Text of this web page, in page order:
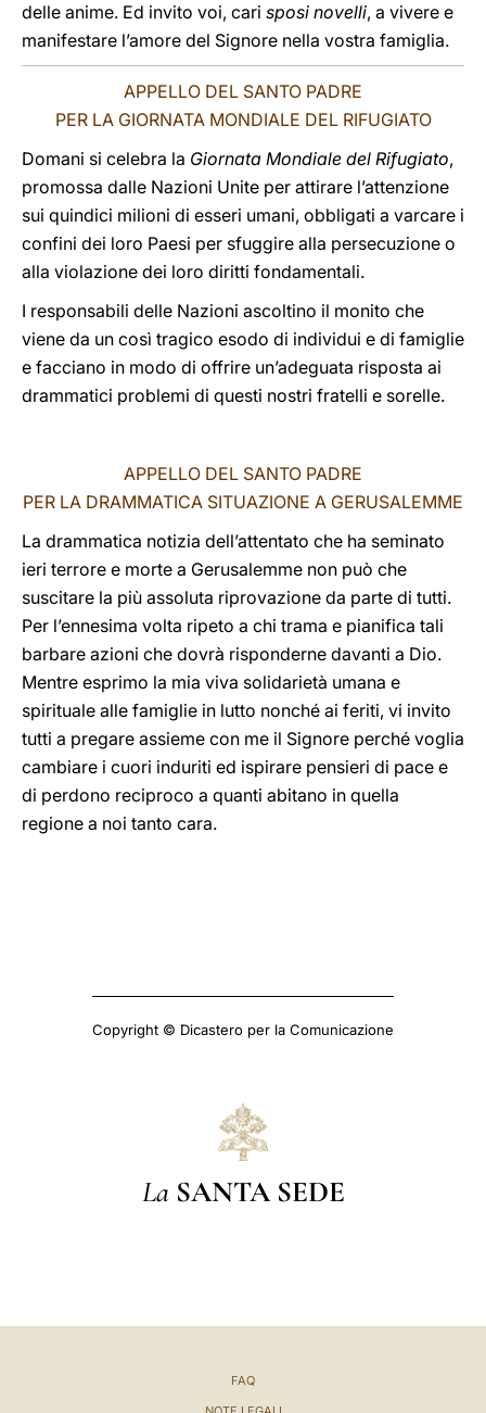
delle anime. Ed invito voi, cari sposi novelli, a vivere e
manifestare l’amore del Signore nella vostra famiglia.
APPELLO DEL SANTO PADRE
PER LA GIORNATA MONDIALE DEL RIFUGIATO
Domani si celebra la Giornata Mondiale del Rifugiato,
promossa dalle Nazioni Unite per attirare l’attenzione
sui quindici milioni di esseri umani, obbligati a varcare i
confini dei loro Paesi per sfuggire alla persecuzione o
alla violazione dei loro diritti fondamentali.
I responsabili delle Nazioni ascoltino il monito che
viene da un così tragico esodo di individui e di famiglie
e facciano in modo di offrire un’adeguata risposta ai
drammatici problemi di questi nostri fratelli e sorelle.
APPELLO DEL SANTO PADRE
PER LA DRAMMATICA SITUAZIONE A GERUSALEMME
La drammatica notizia dell’attentato che ha seminato
ieri terrore e morte a Gerusalemme non può che
suscitare la più assoluta riprovazione da parte di tutti.
Per l’ennesima volta ripeto a chi trama e pianifica tali
barbare azioni che dovrà risponderne davanti a Dio.
Mentre esprimo la mia viva solidarietà umana e
spirituale alle famiglie in lutto nonché ai feriti, vi invito
tutti a pregare assieme con me il Signore perché voglia
cambiare i cuori induriti ed ispirare pensieri di pace e
di perdono reciproco a quanti abitano in quella
regione a noi tanto cara.
Copyright © Dicastero per la Comunicazione
La SANTA SEDE
FAQ